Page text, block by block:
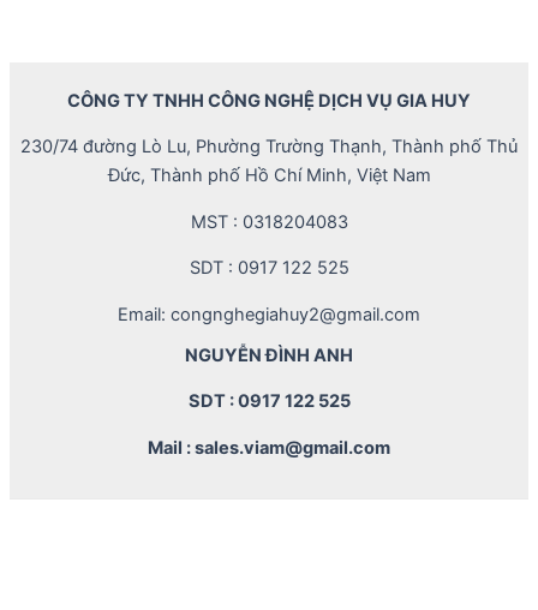
CÔNG TY TNHH CÔNG NGHỆ DỊCH VỤ GIA HUY
230/74 đường Lò Lu, Phường Trường Thạnh, Thành phố Thủ
Đức, Thành phố Hồ Chí Minh, Việt Nam
MST : 0318204083
SDT : 0917 122 525
Email: congnghegiahuy2@gmail.com
NGUYỄN ĐÌNH ANH
SDT : 0917 122 525
Mail : sales.viam@gmail.com